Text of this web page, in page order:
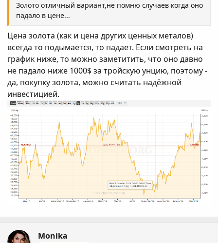
Золото отличный вариант,не помню случаев когда оно
падало в цене...
Цена золота (как и цена других ценных металов)
всегда то подымается, то падает. Если смотреть на
график ниже, то можно заметитить, что оно давно
не падало ниже 1000$ за тройскую унцию, поэтому -
да, покупку золота, можно считать надёжной
инвестицией.
Monika